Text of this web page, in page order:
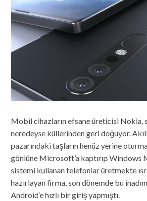
Mobil cihazların efsane üreticisi Nokia,
neredeyse küllerinden geri doğuyor.
pazarındaki taşların henüz yerine
gönlüne Microsoft’a kaptırıp
sistemi kullanan telefonlar üretmekte
hazırlayan firma, son dönemde bu
Android’e hızlı bir giriş yapmıştı.